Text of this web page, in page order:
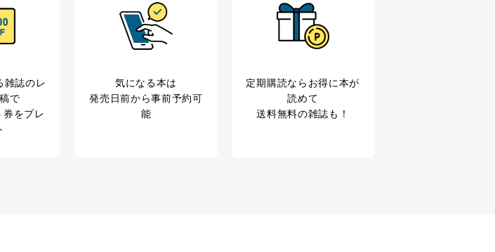
キャンペーン等の広告に関するご案内のため
ビス利用状況の把握およびその分析のため
せ対応、トラブル対処、オペレーター教育など応対品質向上のため
開示対象個人情報）の利用目的であり、下記4.の開示等のご請求に
運営会社様にご請求いただきますようお願い致します。
雑誌のレ
で
をプレ
気になる本は
発売日前から事前予約可
能
定期購読なら お得に本が
読めて
送料無料の雑誌も！